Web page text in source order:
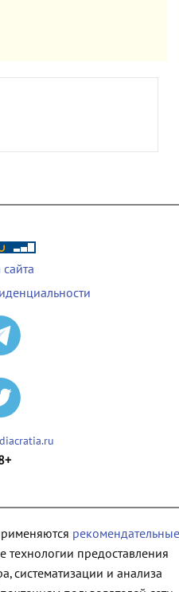
рекомендательные
предоставления
систематизации и анализа